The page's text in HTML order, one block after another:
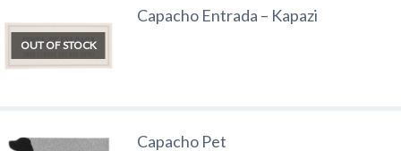
OUT OF STOCK
Capacho Entrada – Kapazi
Capacho Pet